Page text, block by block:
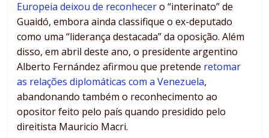
Europeia deixou de reconhecero “interinato” de
Guaidó, embora ainda classifique o ex-deputado
como uma “liderança destacada” da oposição. Além
disso, em abril deste ano, o presidente argentino
Alberto Fernández afirmou que pretende retomar
as relações diplomáticas com a Venezuela,
abandonando também o reconhecimento ao
opositor feito pelo país quando presidido pelo
direitista Mauricio Macri.